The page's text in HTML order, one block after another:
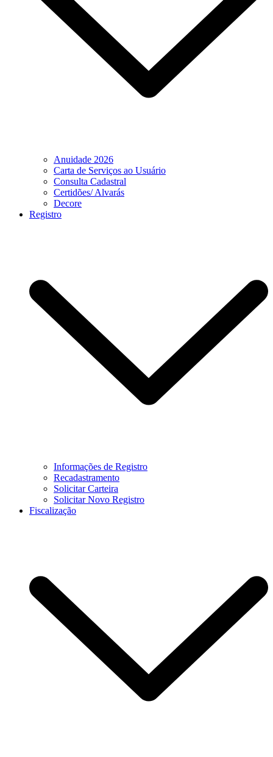
Anuidade 2026
Carta de Serviços ao Usuário
Consulta Cadastral
Certidões/ Alvarás
Decore
Registro
Informações de Registro
Recadastramento
Solicitar Carteira
Solicitar Novo Registro
Fiscalização